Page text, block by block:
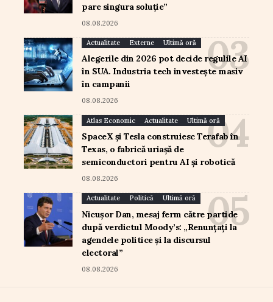
pare singura soluție”
08.08.2026
Actualitate Externe Ultimă oră
Alegerile din 2026 pot decide regulile AI
în SUA. Industria tech investește masiv
în campanii
08.08.2026
Atlas Economic Actualitate Ultimă oră
SpaceX și Tesla construiesc Terafab în
Texas, o fabrică uriașă de
semiconductori pentru AI și robotică
08.08.2026
Actualitate Politică Ultimă oră
Nicușor Dan, mesaj ferm către partide
după verdictul Moody’s: „Renunțați la
agendele politice și la discursul
electoral”
08.08.2026